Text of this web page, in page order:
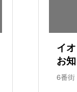
イ
お
6番街